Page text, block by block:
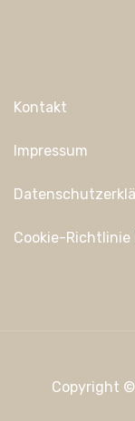
Kontakt
Impressum
Cookie-Richtlinie
Copyright